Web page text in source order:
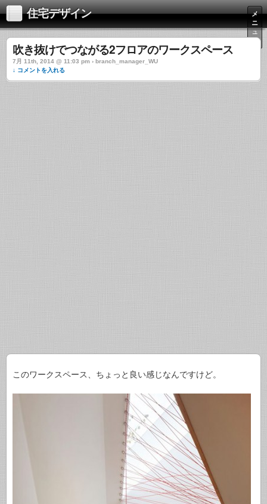
住宅デザイン
メ
ニ
ュ
ー
吹き抜けでつながる2フロアのワークスペース
7月 11th, 2014 @ 11:03 pm › branch_manager_WU
↓ コメントを入れる
このワークスペース、ちょっと良い感じなんですけど。